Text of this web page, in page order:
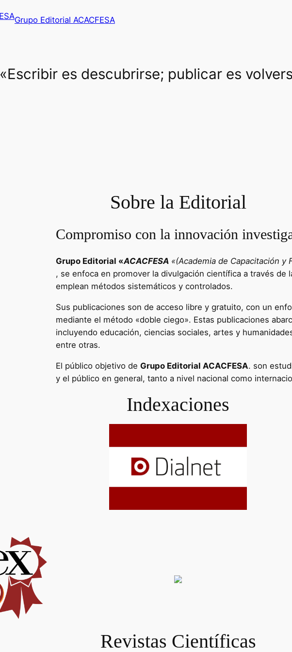
Grupo Editorial ACACFESA
«Escribir es descubrirse; publicar es
Sobre la Editorial
Compromiso con la innovación
Grupo Editorial «ACACFESA «(Academia de Capacitación y
, se enfoca en promover la divulgación científica a través de
emplean métodos sistemáticos y controlados.
Sus publicaciones son de acceso libre y gratuito, con un
mediante el método «doble ciego». Estas publicaciones
incluyendo educación, ciencias sociales, artes y
entre otras.
El público objetivo de Grupo Editorial ACACFESA. son
y el público en general, tanto a nivel nacional como
Indexaciones
Revistas Científicas